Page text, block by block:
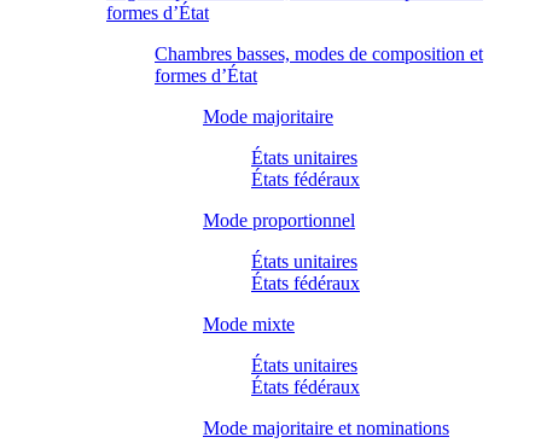
formes d’État
Chambres basses, modes de composition et
formes d’État
Mode majoritaire
États unitaires
États fédéraux
Mode proportionnel
États unitaires
États fédéraux
Mode mixte
États unitaires
États fédéraux
Mode majoritaire et nominations